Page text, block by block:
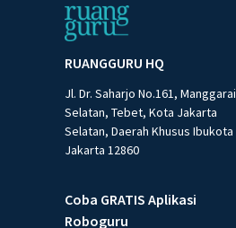
RUANGGURU HQ
Jl. Dr. Saharjo No.161, Manggarai
Selatan, Tebet, Kota Jakarta
Selatan, Daerah Khusus Ibukota
Jakarta 12860
Coba GRATIS Aplikasi
Roboguru